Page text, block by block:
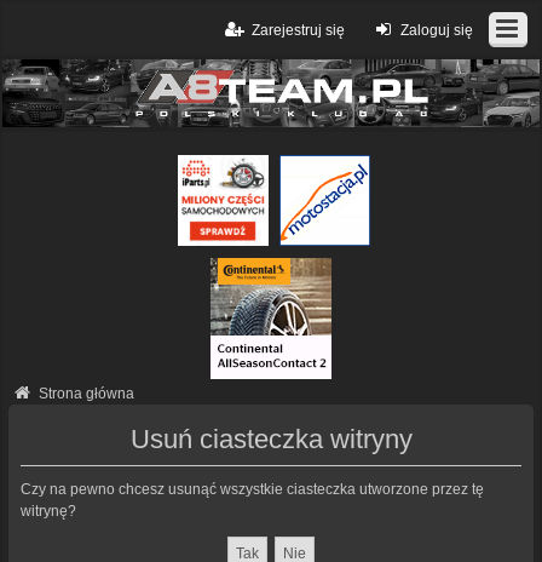
Zaloguj się
Zarejestruj się
Strona główna
Usuń ciasteczka witryny
Czy na pewno chcesz usunąć wszystkie ciasteczka utworzone przez tę
witrynę?